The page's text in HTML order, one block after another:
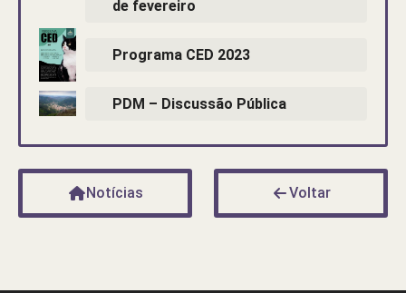
de fevereiro
Programa CED 2023
PDM – Discussão Pública
Notícias Voltar